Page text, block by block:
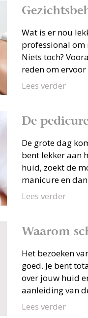
Wat is er nou
professional om
Niets toch?
reden om
Lees verder
De
De grote dag
bent lekker aan
huid, zoekt de
manicure en
Lees verder
Waarom
Het bezoeken
goed. Je bent
over jouw huid
aanleiding van
Lees verder